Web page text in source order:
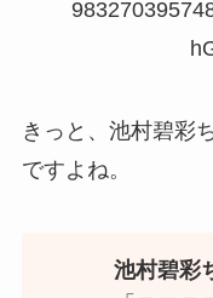
きっと、池村碧彩
ですよね。
池村碧彩